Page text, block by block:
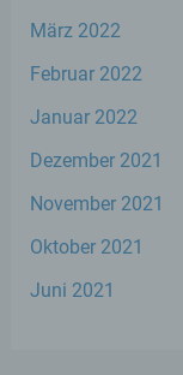
März 2022
Februar 2022
Januar 2022
Dezember 2021
November 2021
Oktober 2021
Juni 2021
02619153777
Cookies /
Die
genannte